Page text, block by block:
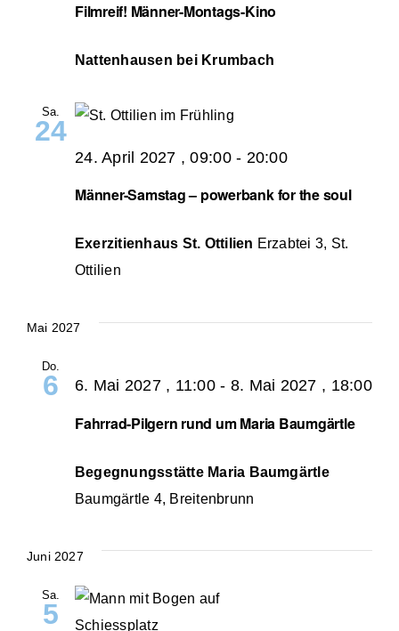
Filmreif! Männer-Montags-Kino
Nattenhausen bei Krumbach
Sa.
24
Männer-Samstag – powerbank for the soul
24. April 2027 , 09:00- 20:00
Exerzitienhaus St. Ottilien Erzabtei 3, St.
Ottilien
Mai 2027
Do.
6
Fahrrad-Pilgern rund um Maria Baumgärtle
6. Mai 2027 , 11:00 - 8. Mai 2027 , 18:00
Begegnungsstätte Maria Baumgärtle
Baumgärtle 4, Breitenbrunn
Juni 2027
Sa.
5